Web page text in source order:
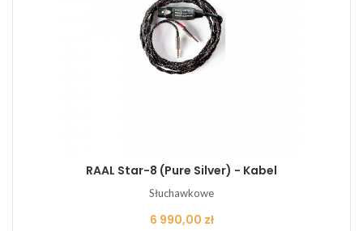
RAAL Star-8 (Pure Silver) - Kabel
Słuchawkowe
Cena
6 990,00 zł